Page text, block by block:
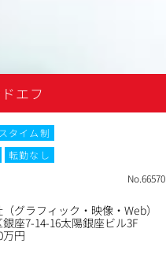
エフ
タイム制
転勤なし
No.66570
グラフィック・映像・Web）
座7-14-16太陽銀座ビル3F
万円